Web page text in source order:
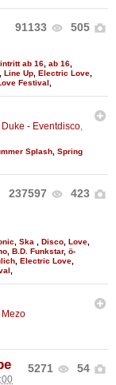
91133 505
ab 16 ab 16
Line Up Electric Love
Festival
Duke - Eventdisco,
Splash, Spring
237597 423
Ska Disco Love
B.D. Funkstar, ö-
Electric Love
Mezo
5271 54